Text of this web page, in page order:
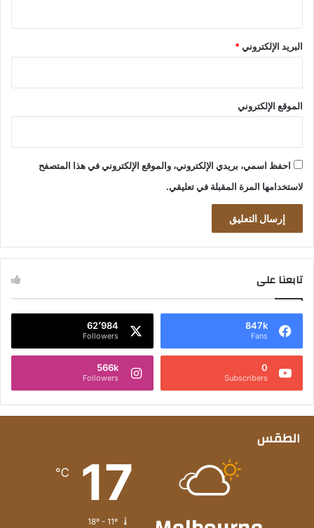
البريد الإلكتروني*
الموقع الإلكتروني
احفظ اسمي، بريدي الإلكتروني، والموقع الإلكتروني في هذا المتصفح
لاستخدامها المرة المقبلة في تعليقي.
تابعنا على
847k
Fans
62٬984
Followers
0
Subscribers
566k
Followers
الطقس
17
℃